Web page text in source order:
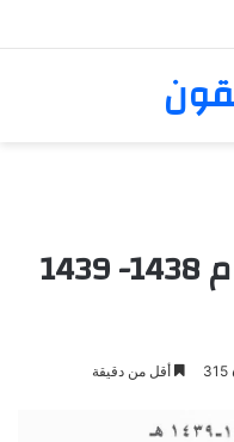
التقويم الدراسي لعام 1438- 1439
315 أقل من دقيقة